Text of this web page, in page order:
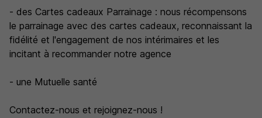
- des Cartes cadeaux Parrainage : nous récompensons
le parrainage avec des cartes cadeaux, reconnaissant la
fidélité et l'engagement de nos intérimaires et les
incitant à recommander notre agence
- une Mutuelle santé
Contactez-nous et rejoignez-nous !